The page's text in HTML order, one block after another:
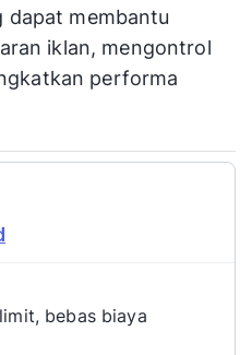
dapat membantu
iklan, mengontrol
performa
bebas biaya